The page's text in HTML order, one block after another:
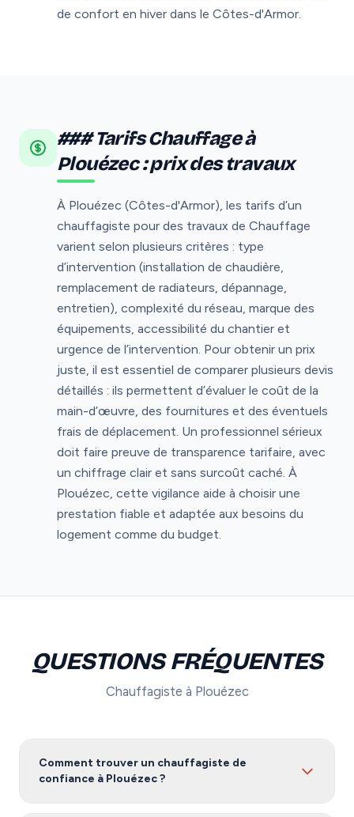
de confort en hiver dans le Côtes-d'Armor.
### Tarifs Chauffage à
Plouézec : prix des travaux
À Plouézec (Côtes-d'Armor), les tarifs d’un
chauffagiste pour des travaux de Chauffage
varient selon plusieurs critères : type
d’intervention (installation de chaudière,
remplacement de radiateurs, dépannage,
entretien), complexité du réseau, marque des
équipements, accessibilité du chantier et
urgence de l’intervention. Pour obtenir un prix
juste, il est essentiel de comparer plusieurs devis
détaillés : ils permettent d’évaluer le coût de la
main-d’œuvre, des fournitures et des éventuels
frais de déplacement. Un professionnel sérieux
doit faire preuve de transparence tarifaire, avec
un chiffrage clair et sans surcoût caché. À
Plouézec, cette vigilance aide à choisir une
prestation fiable et adaptée aux besoins du
logement comme du budget.
QUESTIONS FRÉQUENTES
Chauffagiste à Plouézec
Comment trouver un chauffagiste de
confiance à Plouézec ?
Pour trouver un chauffagiste fiable à Plouézec, nous